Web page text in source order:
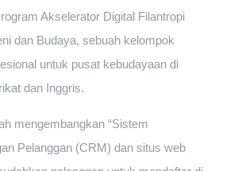
Akselerator Digital Filantropi
dan Budaya, sebuah kelompok
untuk pusat kebudayaan di
dan Inggris.
mengembangkan “Sistem
Pelanggan (CRM) dan situs web